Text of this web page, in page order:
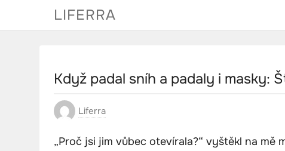
LIFERRA
Když padal sníh a padaly i masky:
Liferra
„Proč jsi jim vůbec otevírala?“ vyštěkl na mě